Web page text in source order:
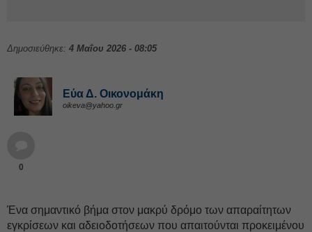
Δημοσιεύθηκε: 4 Μαΐου 2026 - 08:05
Εύα Δ. Οικονομάκη
oikeva@yahoo.gr
0
Ένα σημαντικό βήμα στον μακρύ δρόμο των απαραίτητων
εγκρίσεων και αδειοδοτήσεων που απαιτούνται προκειμένου